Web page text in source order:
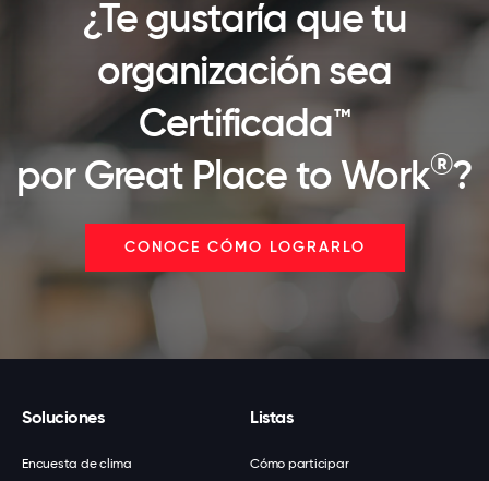
¿Te gustaría que tu
organización sea
Certificada™
por Great Place to Work®?
CONOCE CÓMO LOGRARLO
Soluciones
Encuesta de clima
Listas
Cómo participar